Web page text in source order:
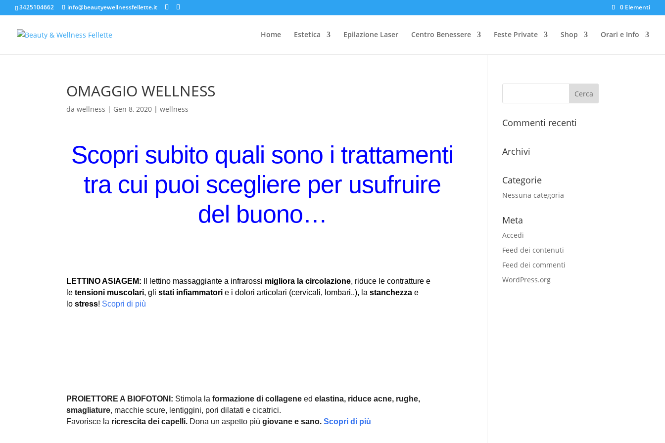
3425104662 info@beautyewellnessfellette.it 0 Elementi
Home Estetica Epilazione Laser Centro Benessere Feste Private Shop Orari e Info
OMAGGIO WELLNESS
dawellness | Gen 8, 2020 |wellness
Scopri subito quali sono i trattamenti
tra cui puoi scegliere per usufruire
del buono…
LETTINO ASIAGEM: Il lettino massaggiante a infrarossi migliora la circolazione, riduce le contratture e
letensioni muscolari, glistati infiammatorie i dolori articolari (cervicali, lombari..), lastanchezza e
lostress! Scopri di più
PROIETTORE A BIOFOTONI: Stimola la formazione di collageneed elastina, riduce acne, rughe,
smagliature, macchie scure, lentiggini, pori dilatati e cicatrici.
Favorisce la ricrescita dei capelli. Dona un aspetto piùgiovane e sano.Scopri di più
Commenti recenti
Archivi
Categorie
Nessuna categoria
Meta
Accedi
Feed dei contenuti
Feed dei commenti
WordPress.org